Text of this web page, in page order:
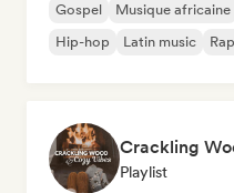
Gospel Musique africaine
Hip-hop
Latin music
Playlist